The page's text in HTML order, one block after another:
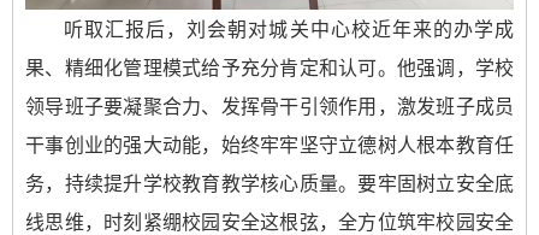
听取汇报后，刘会朝对城关中心校近年来的办学成
果、精细化管理模式给予充分肯定和认可。他强调，学校
领导班子要凝聚合力、发挥骨干引领作用，激发班子成员
干事创业的强大动能，始终牢牢坚守立德树人根本教育任
务，持续提升学校教育教学核心质量。要牢固树立安全底
线思维，时刻紧绷校园安全这根弦，全方位筑牢校园安全